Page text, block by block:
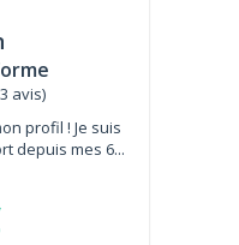
avis)
profil ! Je suis
depuis mes 6...